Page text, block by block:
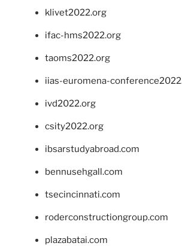
klivet2022.org
ifac-hms2022.org
taoms2022.org
iias-euromena-
ivd2022.org
csity2022.org
ibsarstudyabroad.com
bennusehgall.com
tsecincinnati.com
roderconstructiongroup.com
plazabatai.com